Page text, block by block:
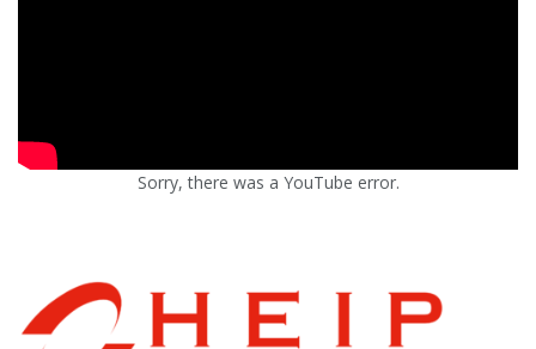
Sorry, there was a YouTube error.